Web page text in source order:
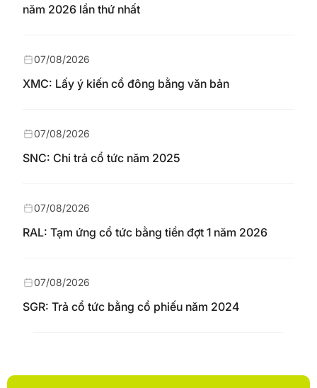
năm 2026 lần thứ nhất
XMC: Lấy ý kiến cổ đông bằng văn bản
07/08/2026
SNC: Chi trả cổ tức năm 2025
07/08/2026
RAL: Tạm ứng cổ tức bằng tiền đợt 1 năm 2026
07/08/2026
SGR: Trả cổ tức bằng cổ phiếu năm 2024
07/08/2026